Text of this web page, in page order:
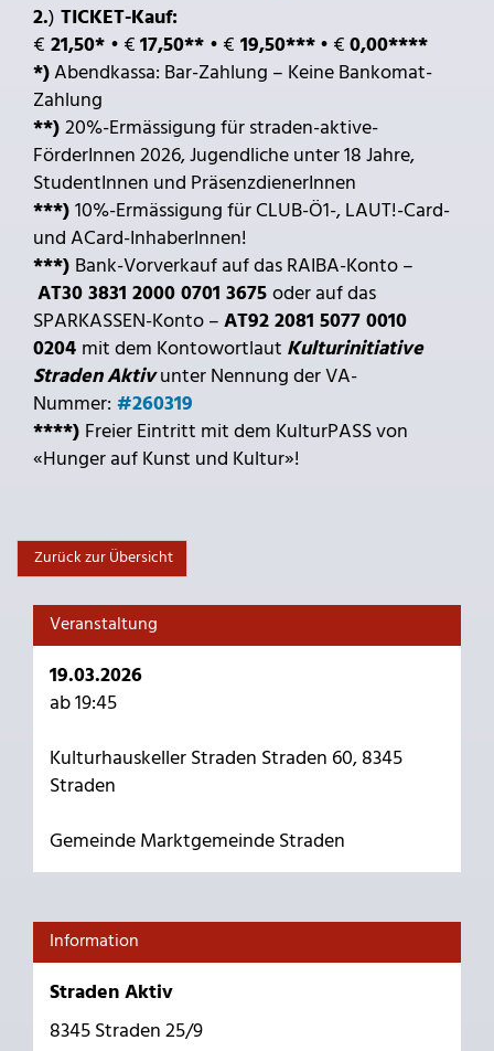
2.) TICKET-Kauf:
€ 21,50* • €17,50** • € 19,50***• €0,00****
*)Abendkassa: Bar-Zahlung – Keine Bankomat-
Zahlung
**)20%-Ermässigung für straden-aktive-
FörderInnen 2026, Jugendliche unter 18 Jahre,
StudentInnen und PräsenzdienerInnen
***)10%-Ermässigung für CLUB-Ö1-, LAUT!-Card-
und ACard-InhaberInnen!
***) Bank-Vorverkauf auf das RAIBA-Konto –
AT30 3831 2000 0701 3675oder auf das
SPARKASSEN-Konto –AT92 2081 5077 0010
0204 mit dem Kontowortlaut Kulturinitiative
Straden Aktivunter Nennung der VA-
Nummer: #260319
****) Freier Eintritt mit dem KulturPASS von
«Hunger auf Kunst und Kultur»!
Zurück zur Übersicht
Veranstaltung
19.03.2026
ab 19:45
Kulturhauskeller Straden Straden 60, 8345
Straden
Gemeinde Marktgemeinde Straden
Information
Straden Aktiv
8345 Straden 25/9